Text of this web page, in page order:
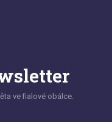
ve fialové obálce.